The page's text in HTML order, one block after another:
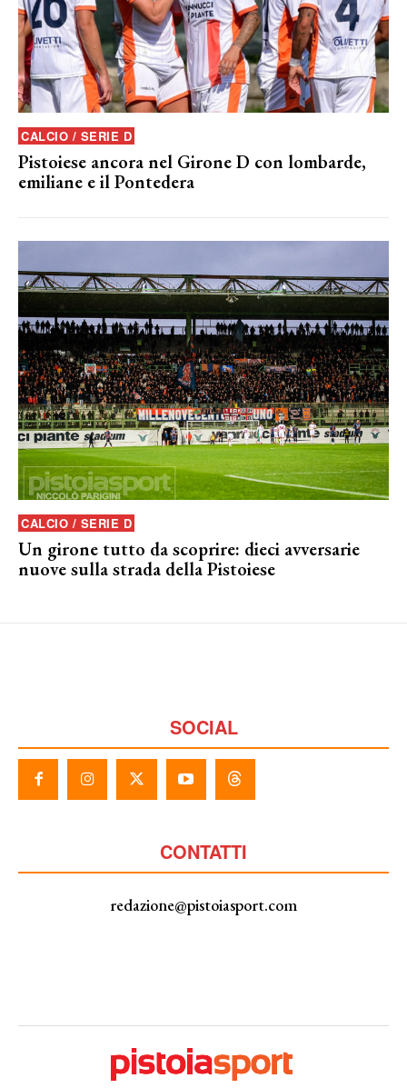
CALCIO / SERIE D
Pistoiese ancora nel Girone D con lombarde,
emiliane e il Pontedera
CALCIO / SERIE D
Un girone tutto da scoprire: dieci avversarie
nuove sulla strada della Pistoiese
SOCIAL
CONTATTI
redazione@pistoiasport.com